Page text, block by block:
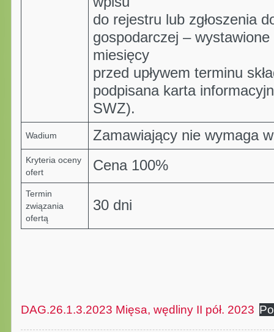
do rejestru lub zgłoszenia
gospodarczej –
miesięcy
przed upływem terminu
podpisana karta
SWZ).
Wadium Zamawiający nie wymaga
Kryteria oceny
ofert
Cena 100%
Termin
związania
ofertą
30 dni
DAG.26.1.3.2023 Mięsa, wędliny II pół. 2023